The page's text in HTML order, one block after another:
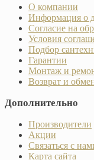
О компании
Информация о
Согласие на
Условия
Подбор
Гарантии
Монтаж и
Возврат и
Дополнительно
Производители
Акции
Связаться с
Карта сайта